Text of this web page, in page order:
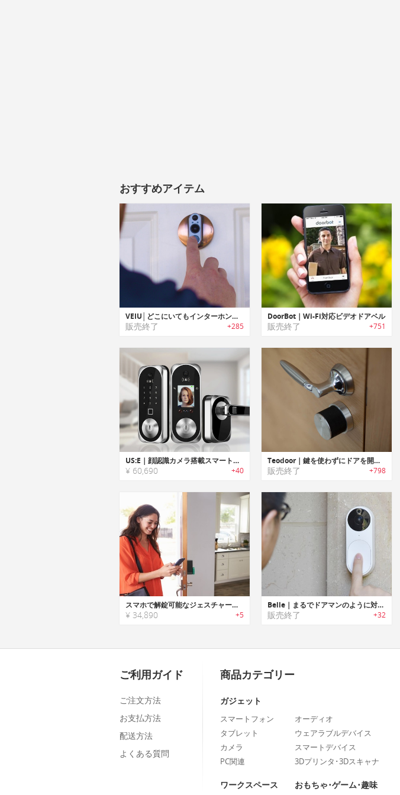
おすすめアイテム
VEIU│どこにいてもインターホンからの映像と音声を確認可能なスマートドアベル「ビュー」
販売終了 +285
DoorBot｜Wi-Fi対応ビデオドアベル
販売終了 +751
US:E｜顔認識カメラ搭載スマートドアロック「ユーエスイー」
¥ 60,690 +40
Teodoor｜鍵を使わずにドアを開閉可能なスマートロック「ティオドアー」
販売終了 +798
スマホで解錠可能なジェスチャーコントロールスマートロック「Keymitt（キーミット）」
¥ 34,890 +5
Belle｜まるでドアマンのように対話可能な顔認証/AI搭載スマートベル「ベル」
販売終了 +32
ご利用ガイド
ご注文方法
お支払方法
配送方法
よくある質問
商品カテゴリー
ガジェット
スマートフォン
タブレット
カメラ
PC関連
オーディオ
ウェアラブルデバイス
スマートデバイス
3Dプリンタ･3Dスキャナ
ワークスペース おもちゃ･ゲーム･趣味